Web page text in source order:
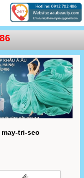
may-tri-seo